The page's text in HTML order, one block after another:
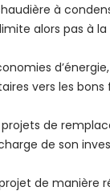
à
alors pas à la
vers les
projets de
de son
de manière